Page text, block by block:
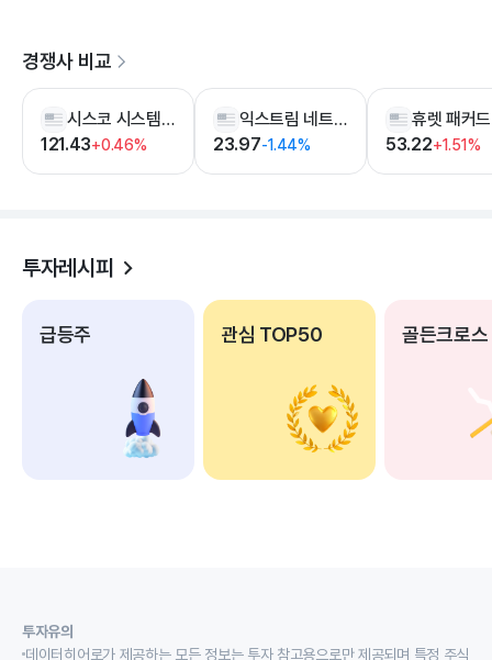
경쟁사 비교
시스코 시스템즈
121.43+0.46%
익스트림 네트웍스
23.97-1.44% 53.22+1.51%
투자레시피
급등주 관심 TOP50 골든크로스
투자유의
데이터히어로가 제공하는 모든 정보는 투자 참고용으로만 제공되며 특정 주식